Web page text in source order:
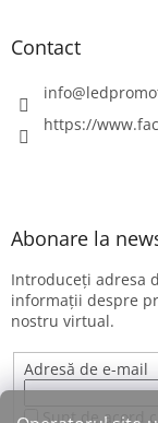
Contact
info@
https://
Abonare la
Introduceţi adresa
informaţii despre
nostru virtual.
Adresă de e-mail
Sunt de acord